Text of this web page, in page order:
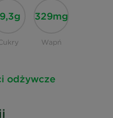
329mg
Wapń
odżywcze